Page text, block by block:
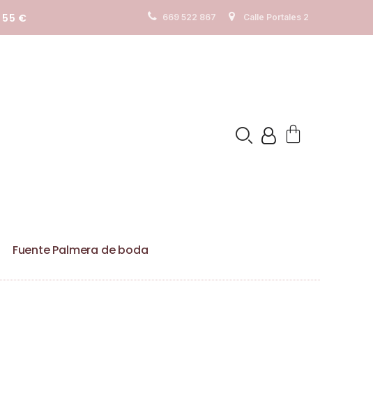
sitios. Ver Politica de cookies
€ 669 522 867 Calle Portales 2
Fuente Palmera de boda